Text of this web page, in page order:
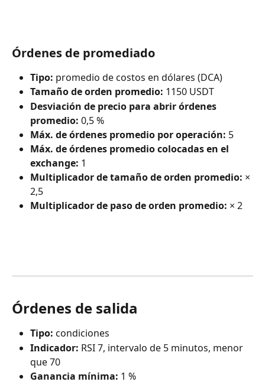
Órdenes de promediado
Tipo: promedio de costos en dólares (DCA)
Tamaño de orden promedio: 1150 USDT
Desviación de precio para abrir órdenes
promedio: 0,5 %
Máx. de órdenes promedio por operación: 5
Máx. de órdenes promedio colocadas en el
exchange: 1
Multiplicador de tamaño de orden promedio: ×
2,5
Multiplicador de paso de orden promedio: × 2
Órdenes de salida
Tipo: condiciones
Indicador: RSI 7, intervalo de 5 minutos, menor
que 70
Ganancia mínima: 1 %